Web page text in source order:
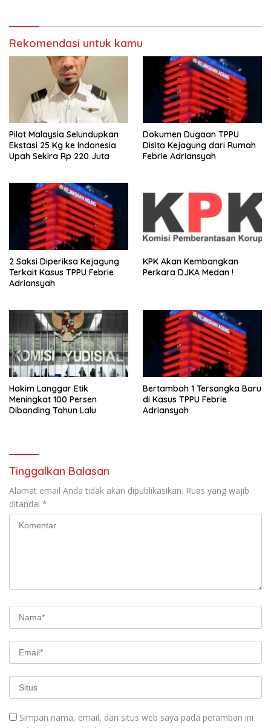
Rekomendasi untuk kamu
Pilot Malaysia Selundupkan
Ekstasi 25 Kg ke Indonesia
Upah Sekira Rp 220 Juta
Dokumen Dugaan TPPU
Disita Kejagung dari Rumah
Febrie Adriansyah
2 Saksi Diperiksa Kejagung
Terkait Kasus TPPU Febrie
Adriansyah
KPK Akan Kembangkan
Perkara DJKA Medan !
Hakim Langgar Etik
Meningkat 100 Persen
Dibanding Tahun Lalu
Bertambah 1 Tersangka Baru
di Kasus TPPU Febrie
Adriansyah
Tinggalkan Balasan
Alamat email Anda tidak akan dipublikasikan. Ruas yang wajib
ditandai *
Simpan nama, email, dan situs web saya pada peramban ini